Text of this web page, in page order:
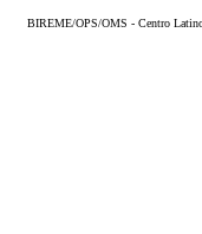
BIREME/OPS/OMS - Centro